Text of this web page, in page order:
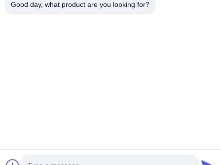
Good day, what product are you looking for?